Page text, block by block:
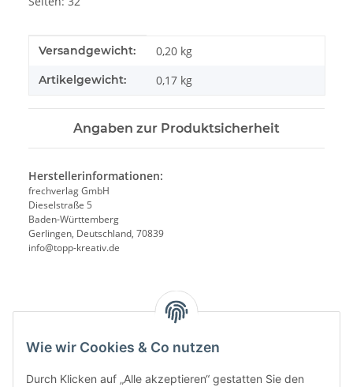
Wie wir Cookies & Co nutzen
Durch Klicken auf „Alle akzeptieren“ gestatten Sie den
Produkteigenschaft
Wert
Versandgewicht: 0,20 kg
Artikelgewicht: 0,17 kg
Angaben zur Produktsicherheit
Herstellerinformationen:
frechverlag GmbH
Dieselstraße 5
Baden-Württemberg
Gerlingen, Deutschland, 70839
info@topp-kreativ.de
Benachrichtigen, wenn verfügbar